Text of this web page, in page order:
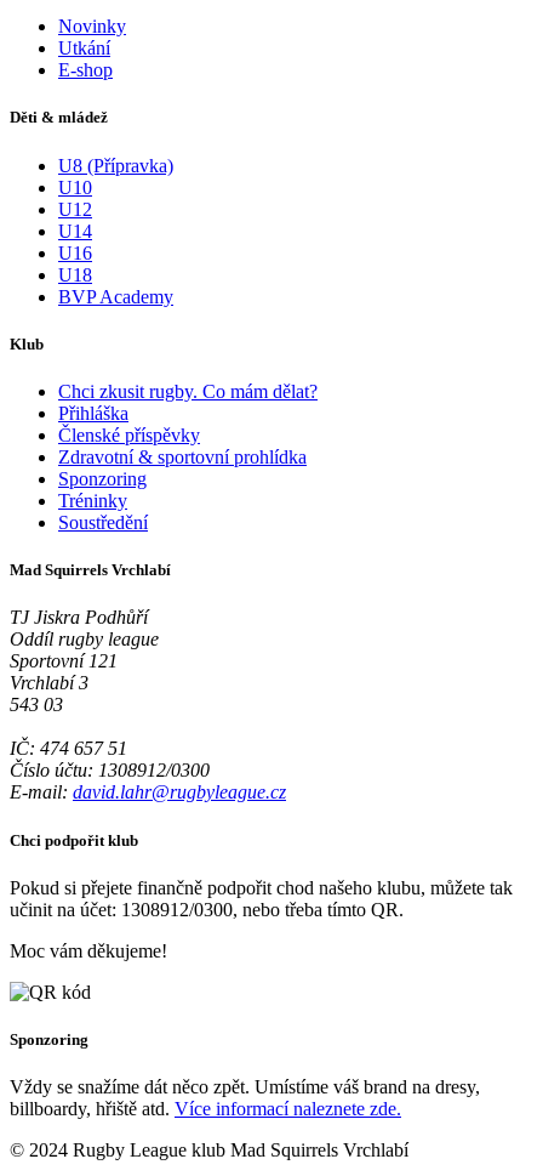
Novinky
Utkání
E-shop
Děti & mládež
U8 (Přípravka)
U10
U12
U14
U16
U18
BVP Academy
Klub
Chci zkusit rugby. Co mám dělat?
Přihláška
Členské příspěvky
Zdravotní & sportovní prohlídka
Sponzoring
Tréninky
Soustředění
Mad Squirrels Vrchlabí
TJ Jiskra Podhůří
Oddíl rugby league
Sportovní 121
Vrchlabí 3
543 03
IČ: 474 657 51
Číslo účtu: 1308912/0300
E-mail: david.lahr@rugbyleague.cz
Chci podpořit klub
Pokud si přejete finančně podpořit chod našeho klubu, můžete tak
učinit na účet: 1308912/0300, nebo třeba tímto QR.
Moc vám děkujeme!
Sponzoring
Vždy se snažíme dát něco zpět. Umístíme váš brand na dresy,
billboardy, hřiště atd. Více informací naleznete zde.
© 2024 Rugby League klub Mad Squirrels Vrchlabí